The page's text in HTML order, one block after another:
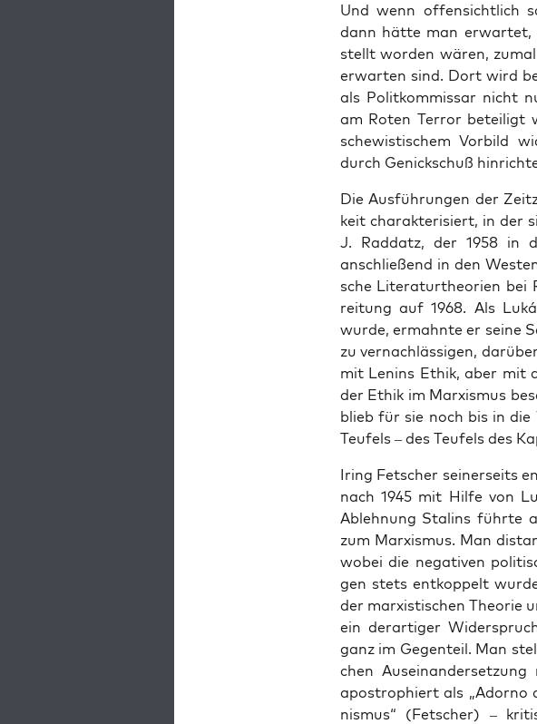
Und wenn offen­sicht­lich
dann hät­te man erwar­tet,
stellt wor­den wären,
erwar­ten sind. Dort wird
als Polit­kom­mis­sar nicht
am Roten Ter­ror betei­ligt
sche­wis­ti­schem Vor­bild
durch Genick­schuß
Die Aus­füh­run­gen der
keit cha­rak­te­ri­siert, in der
J. Rad­datz, der 1958 in
anschlie­ßend in den
sche Lite­ra­tur­theo­rien bei
rei­tung auf 1968. Als
wur­de, ermahn­te er sei­ne
zu ver­nach­läs­si­gen,
mit Lenins Ethik, aber mit
der Ethik im Mar­xis­mus
blieb für sie noch bis in
Teu­fels – des Teu­fels des
Iring Fet­scher sei­ner­seits
nach 1945 mit Hil­fe von
Ableh­nung Sta­lins führ­te
zum Mar­xis­mus. Man
wobei die nega­ti­ven
gen stets ent­kop­pelt
der mar­xis­ti­schen Theo­rie
ein der­ar­ti­ger
ganz im Gegen­teil. Man
chen
apo­stro­phiert als „Ador­no
nis­mus“ (Fet­scher) –